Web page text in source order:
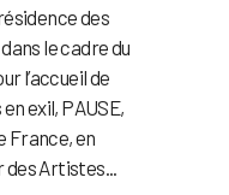
des
le cadre du
l’accueil de
exil, PAUSE,
France, en
Artistes...